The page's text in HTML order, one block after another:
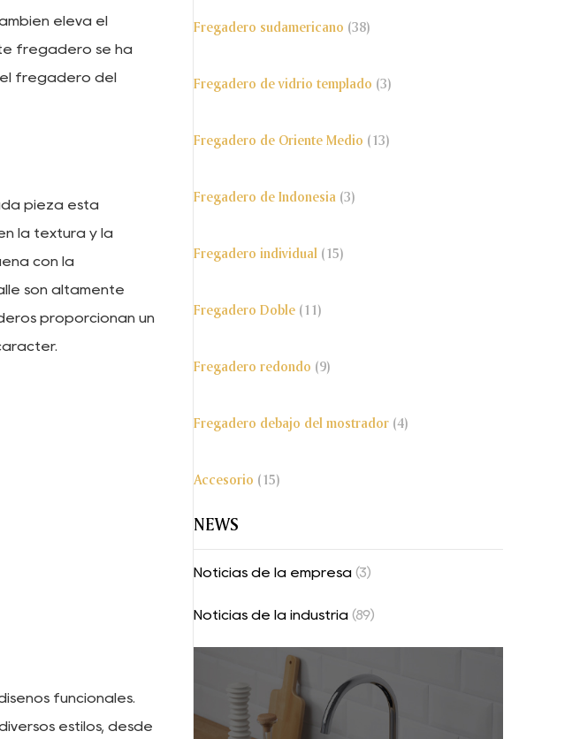
Fregadero sudamericano (38)
Fregadero de vidrio templado (3)
Fregadero de Oriente Medio (13)
Fregadero de Indonesia (3)
Fregadero individual (15)
Fregadero Doble (11)
Fregadero redondo (9)
Fregadero debajo del mostrador (4)
Accesorio (15)
NEWS
Noticias de la empresa (3)
Noticias de la industria (89)
eleva el
fregadero se ha
fregadero del
pieza está
la textura y la
con la
son altamente
proporcionan un
funcionales.
estilos, desde